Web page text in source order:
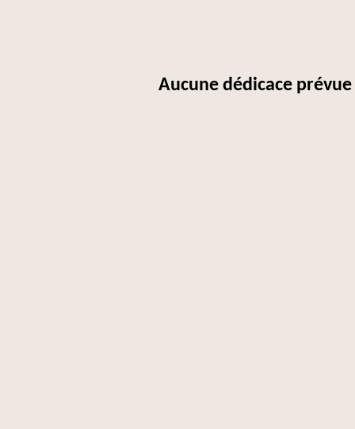
Aucune dédicace prévue